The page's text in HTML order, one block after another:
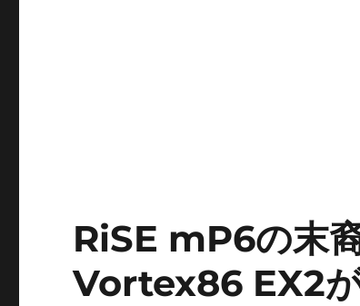
RiSE mP6の末
Vortex86 EX2